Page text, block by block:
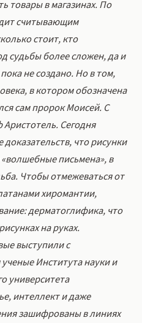
товары в магазинах. По
считывающим
стоит, кто
судьбы более сложен, да и
не создано. Но в том,
в котором обозначена
сам пророк Моисей. С
Сегодня
что рисунки
письмена», в
Чтобы отмежеваться от
хиромантии,
дерматоглифика, что
на руках.
выступили с
Института науки и
университета
интеллект и даже
зашифрованы в линиях